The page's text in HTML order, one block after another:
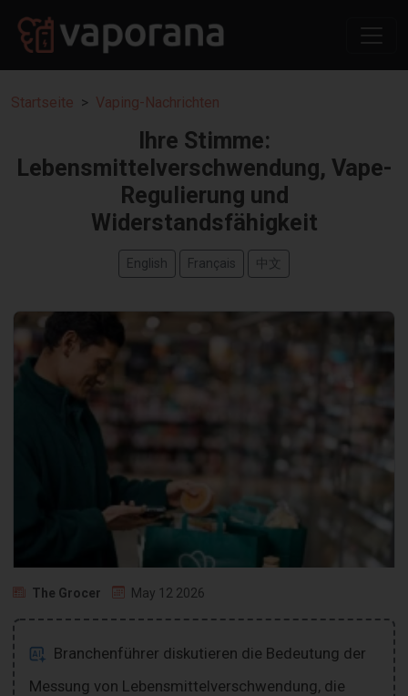
Startseite Vaping-Nachrichten
Ihre Stimme:
Lebensmittelverschwendung, Vape-
Regulierung und
Widerstandsfähigkeit
English Français 中文
The Grocer May 12 2026
Branchenführer diskutieren die Bedeutung der
Messung von Lebensmittelverschwendung, die